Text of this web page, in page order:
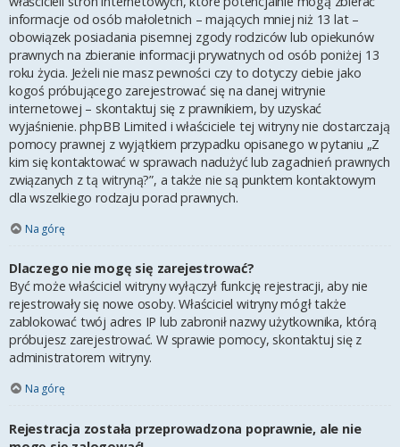
informacje od osób małoletnich – mających mniej niż 13 lat –
obowiązek posiadania pisemnej zgody rodziców lub opiekunów
prawnych na zbieranie informacji prywatnych od osób poniżej 13
roku życia. Jeżeli nie masz pewności czy to dotyczy ciebie jako
kogoś próbującego zarejestrować się na danej witrynie
internetowej – skontaktuj się z prawnikiem, by uzyskać
wyjaśnienie. phpBB Limited i właściciele tej witryny nie dostarczają
pomocy prawnej z wyjątkiem przypadku opisanego w pytaniu „Z
kim się kontaktować w sprawach nadużyć lub zagadnień prawnych
związanych z tą witryną?”, a także nie są punktem kontaktowym
dla wszelkiego rodzaju porad prawnych.
Na górę
Dlaczego nie mogę się zarejestrować?
Być może właściciel witryny wyłączył funkcję rejestracji, aby nie
rejestrowały się nowe osoby. Właściciel witryny mógł także
zablokować twój adres IP lub zabronił nazwy użytkownika, którą
próbujesz zarejestrować. W sprawie pomocy, skontaktuj się z
administratorem witryny.
Na górę
Rejestracja została przeprowadzona poprawnie, ale nie